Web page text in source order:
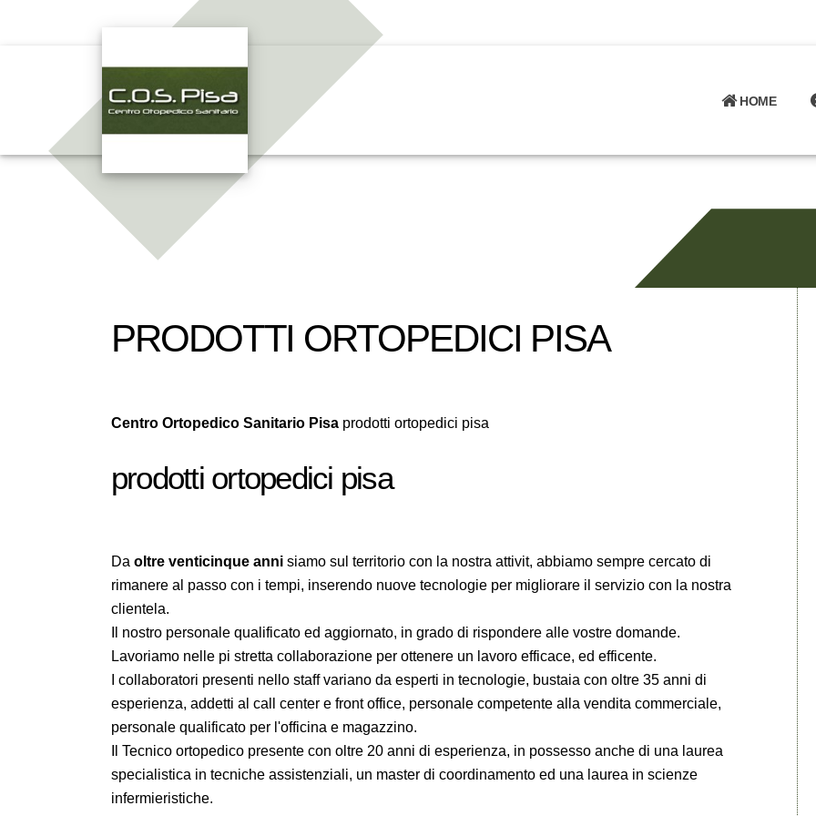
HOME
PRODOTTI ORTOPEDICI PISA
Centro Ortopedico Sanitario Pisa prodotti ortopedici pisa
prodotti ortopedici pisa
Da oltre venticinque anni siamo sul territorio con la nostra attivit, abbiamo sempre cercato di
rimanere al passo con i tempi, inserendo nuove tecnologie per migliorare il servizio con la nostra
clientela.
Il nostro personale qualificato ed aggiornato, in grado di rispondere alle vostre domande.
Lavoriamo nelle pi stretta collaborazione per ottenere un lavoro efficace, ed efficente.
I collaboratori presenti nello staff variano da esperti in tecnologie, bustaia con oltre 35 anni di
esperienza, addetti al call center e front office, personale competente alla vendita commerciale,
personale qualificato per l'officina e magazzino.
Il Tecnico ortopedico presente con oltre 20 anni di esperienza, in possesso anche di una laurea
specialistica in tecniche assistenziali, un master di coordinamento ed una laurea in scienze
infermieristiche.